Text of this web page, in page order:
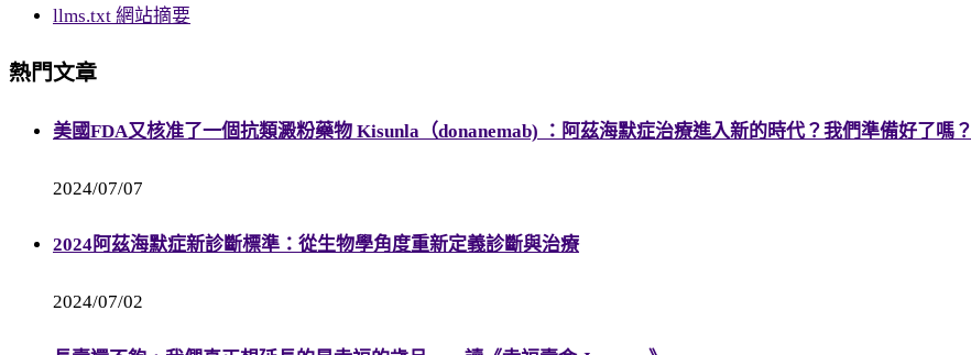
llms.txt 網站摘要
熱門文章
美國FDA又核准了一個抗類澱粉藥物 Kisunla（donanemab) ：阿茲海默症治療進入新的時代？我們準備好了嗎？
2024/07/07
2024阿茲海默症新診斷標準：從生物學角度重新定義診斷與治療
2024/07/02